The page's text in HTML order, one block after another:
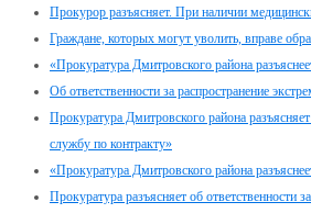
Прокурор разъясняет. При наличии
Граждане, которых могут уволить, вправе
«Прокуратура Дмитровского района
Об ответственности за распространение
Прокуратура Дмитровского района
службу по контракту»
«Прокуратура Дмитровского района
Прокуратура разъясняет об ответственности